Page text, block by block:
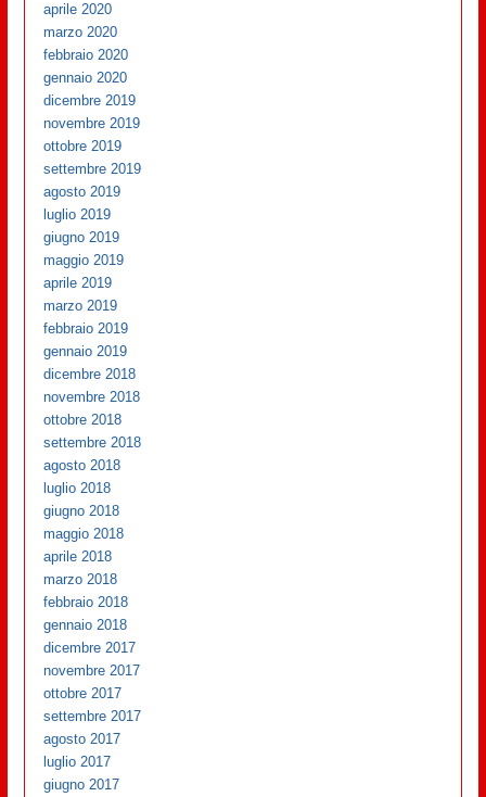
aprile 2020
marzo 2020
febbraio 2020
gennaio 2020
dicembre 2019
novembre 2019
ottobre 2019
settembre 2019
agosto 2019
luglio 2019
giugno 2019
maggio 2019
aprile 2019
marzo 2019
febbraio 2019
gennaio 2019
dicembre 2018
novembre 2018
ottobre 2018
settembre 2018
agosto 2018
luglio 2018
giugno 2018
maggio 2018
aprile 2018
marzo 2018
febbraio 2018
gennaio 2018
dicembre 2017
novembre 2017
ottobre 2017
settembre 2017
agosto 2017
luglio 2017
giugno 2017